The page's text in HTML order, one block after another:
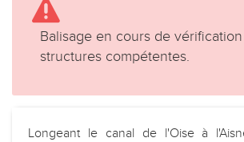
Balisage en cours de
structures compétentes.
Longeant le canal de l'Oise à